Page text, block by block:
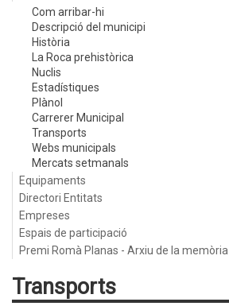
Com arribar-hi
Descripció del municipi
Història
La Roca prehistòrica
Nuclis
Estadístiques
Plànol
Carrerer Municipal
Transports
Webs municipals
Mercats setmanals
Equipaments
Directori Entitats
Empreses
Espais de participació
Premi Romà Planas - Arxiu de la
Transports